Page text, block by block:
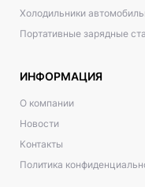
Холодильники
Портативные зарядные
ИНФОРМАЦИЯ
О компании
Новости
Контакты
Политика